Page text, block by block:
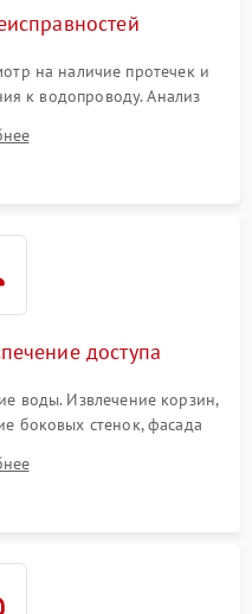
на наличие протечек и
к водопроводу. Анализ
нагрева, вращения
системы защиты
доступа
воды. Извлечение корзин,
боковых стенок, фасада
и сливной помпе.